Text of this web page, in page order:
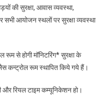
की सुरक्षा, आवास व्यवस्था,
सभी आयोजन स्थलों पर सुरक्षा व्यवस्था
रूम से होगी मॉनिटरिंग* सुरक्षा के
कन्ट्रोल रूम स्थापित किये गये हैं।
और रियल टाइम कम्यूनिकेशन हो।